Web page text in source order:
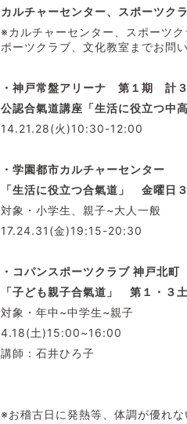
カルチャーセンター、スポーツク
※カルチャーセンター、スポーツ
ポーツクラブ、文化教室までお問
・神戸常盤アリーナ 第１期 計
公認合氣道講座「生活に役立つ中
14.21.28(火)10:30-12:00
・学園都市カルチャーセンター
「生活に役立つ合氣道」 金曜日３
対象・小学生、親子~大人一般
17.24.31(金)19:15-20:30
・コパンスポーツクラブ 神戸北町
「子ども親子合氣道」 第１・３
対象・年中~中学生~親子
4.18(土)15:00~16:00
講師：石井ひろ子
※お稽古日に発熱等、体調が優れ